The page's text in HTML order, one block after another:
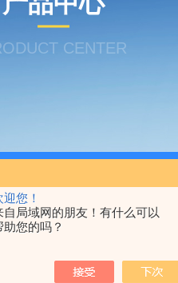
迎您！
自局域网的朋友！有什么可以
助您的吗？
CENTER